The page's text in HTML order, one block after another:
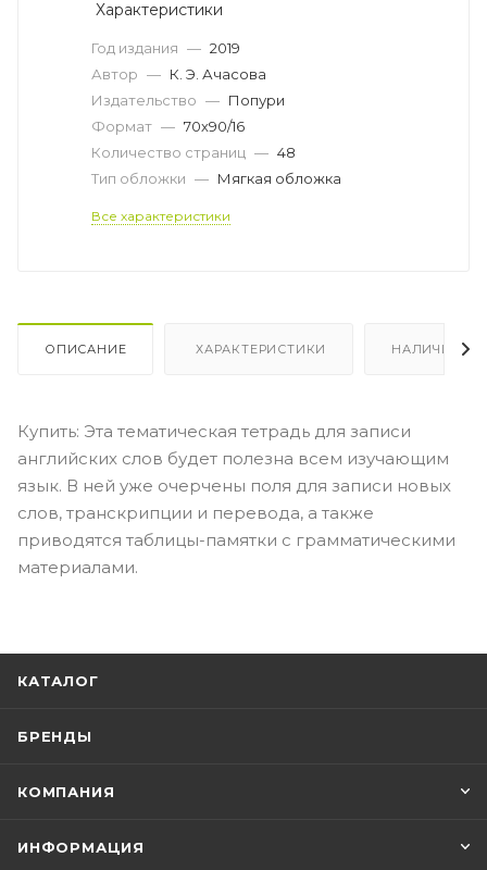
Характеристики
Год издания — 2019
Автор — К. Э. Ачасова
Издательство — Попури
Формат — 70х90/16
Количество страниц — 48
Тип обложки — Мягкая обложка
Все характеристики
ОПИСАНИЕ ХАРАКТЕРИСТИКИ НАЛИЧИЕ
Купить: Эта тематическая тетрадь для записи
английских слов будет полезна всем изучающим
язык. В ней уже очерчены поля для записи новых
слов, транскрипции и перевода, а также
приводятся таблицы-памятки с грамматическими
материалами.
КАТАЛОГ
БРЕНДЫ
КОМПАНИЯ
ИНФОРМАЦИЯ